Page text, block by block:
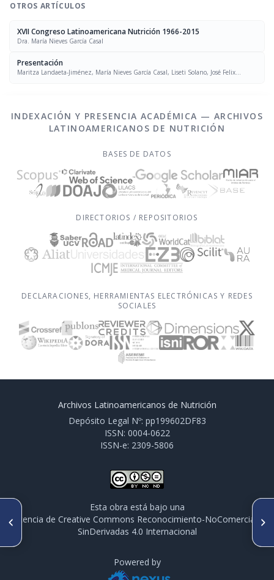
OTROS ARTÍCULOS
XVII Congreso Latinoamericana Nutrición 1966-2015
Dra. María Nieves García Casal
Presentación
Maritza Landaeta-Jiménez, María Nieves García Casal, Liseti Solano, José Felix
ARTÍCULO ANTERIOR
PO267. DETERMINACIÓN DEL
ÍNDICE GLICÉMICO Y LA CARGA
SUJETOS ADULTOS SANOS,
SEDENTARIOS Y DEPORTISTAS
SIGUIENTE ARTÍCULO
PO272. ASOCIACIÓN ENTRE
INGESTA DE CALCIO Y
EDAD FÉRTIL DE LA HABANA,
INDEXACIÓN Y PRESENCIA ACADÉMICA — ARCHIVOS
LATINOAMERICANOS DE NUTRICIÓN
BASES DE DATOS
DIRECTORIOS / REPOSITORIOS
DECLARACIONES, HERRAMIENTAS ELECTRÓNICAS Y REDES
SOCIALES
Archivos Latinoamericanos de Nutrición
Depósito Legal Nº: pp199602DF83
ISSN: 0004-0622
ISSN-e: 2309-5806
Esta obra está bajo una
licencia de Creative Commons Reconocimiento-NoComercial-
SinDerivadas 4.0 Internacional
Powered by